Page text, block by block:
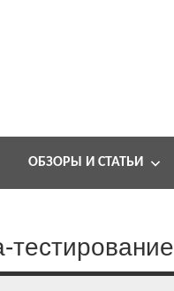
ОБЗОРЫ И СТАТЬИ
тестирование